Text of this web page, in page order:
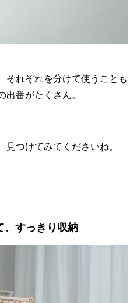
それぞれを分けて使うことも
番がたくさん。
つけてみてくださいね。
、すっきり収納